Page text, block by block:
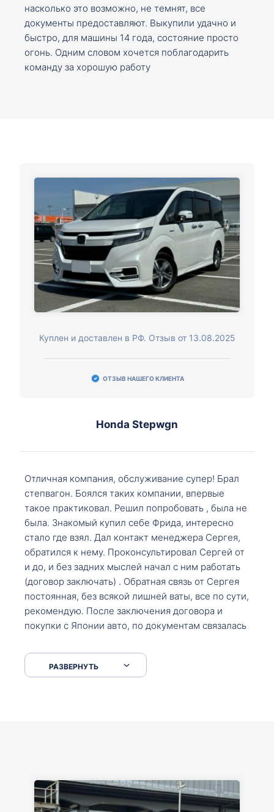
насколько это возможно, не темнят, все
документы предоставляют. Выкупили удачно и
быстро, для машины 14 года, состояние просто
огонь. Одним словом хочется поблагодарить
команду за хорошую работу
Куплен и доставлен в РФ. Отзыв от 13.08.2025
ОТЗЫВ НАШЕГО КЛИЕНТА
Honda Stepwgn
Отличная компания, обслуживание супер! Брал
степвагон. Боялся таких компании, впервые
такое практиковал. Решил попробовать , была не
была. Знакомый купил себе Фрида, интересно
стало где взял. Дал контакт менеджера Сергея,
обратился к нему. Проконсультировал Сергей от
и до, и без задних мыслей начал с ним работать
(договор заключать) . Обратная связь от Сергея
постоянная, без всякой лишней ваты, все по сути,
рекомендую. После заключения договора и
покупки с Японии авто, по документам связалась
что заполнить, куда зайти, образцы и т.д. После
приехал за авто. Меня тепло встретили Сергей с
РАЗВЕРНУТЬ